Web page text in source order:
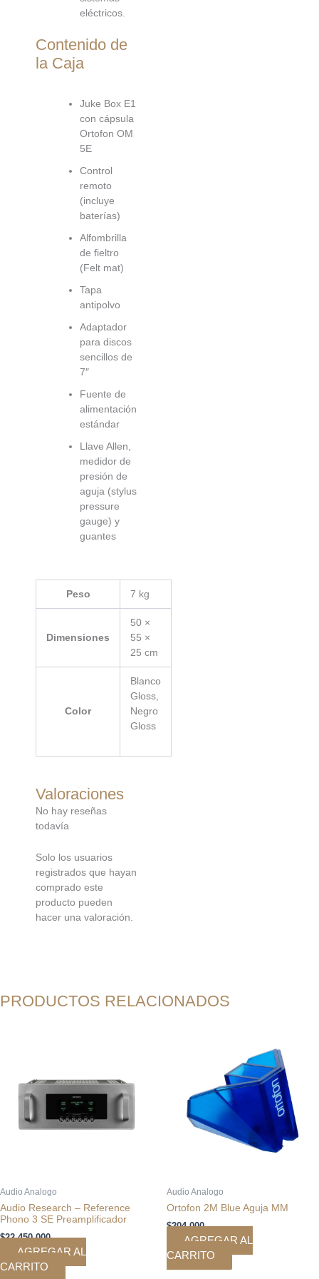
eléctricos.
Contenido de
la Caja
Juke Box E1
con cápsula
Ortofon OM
5E
Control
remoto
(incluye
baterías)
Alfombrilla
de fieltro
(Felt mat)
Tapa
antipolvo
Adaptador
para discos
sencillos de
7″
Fuente de
alimentación
estándar
Llave Allen,
medidor de
presión de
aguja (stylus
pressure
gauge) y
guantes
Peso 7 kg
Dimensiones
50 ×
55 ×
25 cm
Color
Blanco
Gloss,
Negro
Gloss
Valoraciones
No hay reseñas
todavía
Solo los usuarios
registrados que hayan
comprado este
producto pueden
hacer una valoración.
PRODUCTOS RELACIONADOS
Audio Analogo
Audio Research – Reference
Phono 3 SE Preamplificador
$22.450.000
AGREGAR AL
CARRITO
Audio Analogo
Ortofon 2M Blue Aguja MM
$204.000
AGREGAR AL
CARRITO